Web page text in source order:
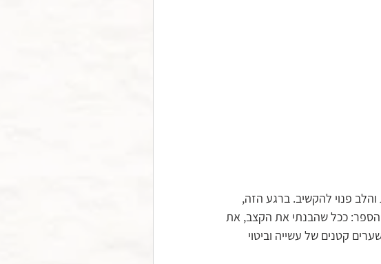
פנוי להקשיב. ברגע הזה,
הספר: ככל שהבנתי את הקצב, את
קטנים של עשייה וביטוי